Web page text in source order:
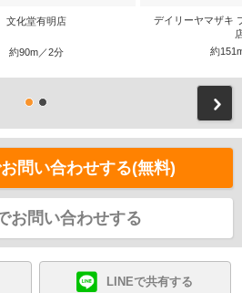
文化堂有明店
約90m／2分
デイリーヤマザキ
約
問い合わせする(無料)
お問い合わせする
LINEで共有する